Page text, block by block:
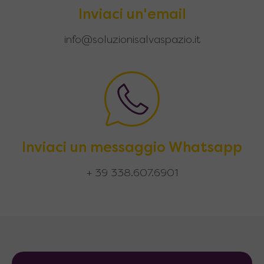
Inviaci un'email
info@soluzionisalvaspazio.it
Inviaci un messaggio Whatsapp
+ 39 338.607.6901